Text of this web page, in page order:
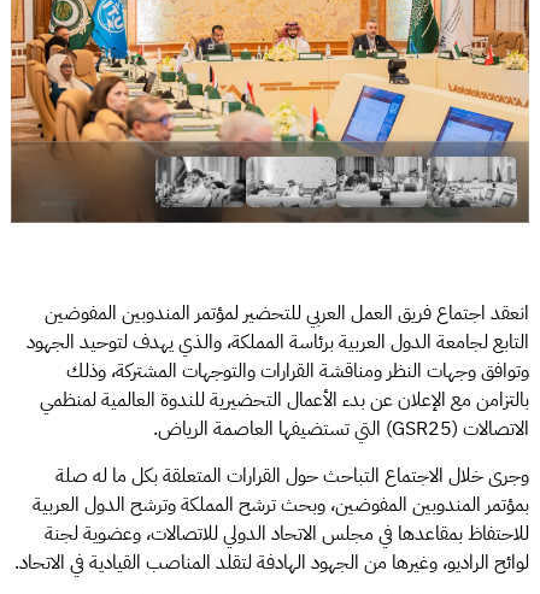
انعقد اجتماع فريق العمل العربي للتحضير لمؤتمر المندوبين المفوضين
التابع لجامعة الدول العربية برئاسة المملكة، والذي يهدف لتوحيد الجهود
وتوافق وجهات النظر ومناقشة القرارات والتوجهات المشتركة، وذلك
بالتزامن مع الإعلان عن بدء الأعمال التحضيرية للندوة العالمية لمنظمي
الاتصالات (GSR25) التي تستضيفها العاصمة الرياض.
وجرى خلال الاجتماع التباحث حول القرارات المتعلقة بكل ما له صلة
بمؤتمر المندوبين المفوضين، وبحث ترشح المملكة وترشح الدول العربية
للاحتفاظ بمقاعدها في مجلس الاتحاد الدولي للاتصالات، وعضوية لجنة
لوائح الراديو، وغيرها من الجهود الهادفة لتقلد المناصب القيادية في الاتحاد.